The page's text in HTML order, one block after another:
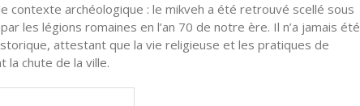
contexte archéologique : le mikveh a été retrouvé scellé sous
les légions romaines en l’an 70 de notre ère. Il n’a jamais été
attestant que la vie religieuse et les pratiques de
la chute de la ville.